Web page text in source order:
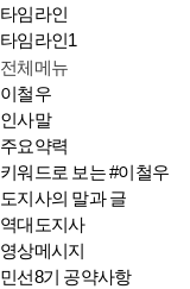
타임라인
타임라인1
전체메뉴
이철우
인사말
주요약력
키워드로 보는 #이철우
도지사의 말과 글
역대도지사
영상메시지
민선8기 공약사항